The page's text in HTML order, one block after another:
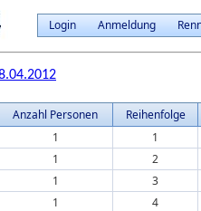
Login Anmeldung
Anzahl Personen
Reihenfolge
1
1
1
2
1
3
1
4